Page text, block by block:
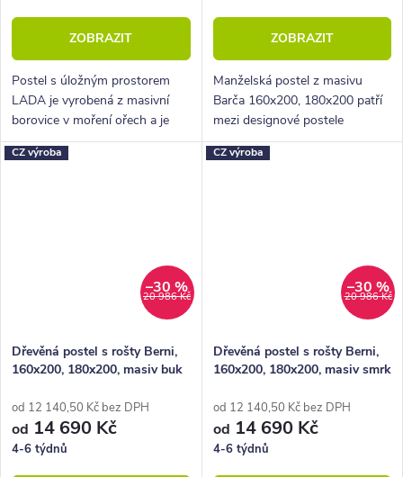
ZOBRAZIT
Postel s úložným prostorem
LADA je vyrobená z masivní
borovice v moření ořech a je
dodávana včetně kvalitních
lamelových roštů s nosností až
ZOBRAZIT
Manželská postel z masivu
Barča 160x200, 180x200 patří
mezi designové postele
ekonomické třídy z nábytkové
řady BedWorld. Vyniká
CZ výroba
20 986 Kč
–30 %
Dřevěná postel s rošty Berni,
160x200, 180x200, masiv buk
od 12 140,50 Kč bez DPH
od 14 690 Kč
4-6 týdnů
CZ výroba
20 986 Kč
–30 %
Dřevěná postel s rošty Berni,
160x200, 180x200, masiv smrk
od 12 140,50 Kč bez DPH
od 14 690 Kč
4-6 týdnů